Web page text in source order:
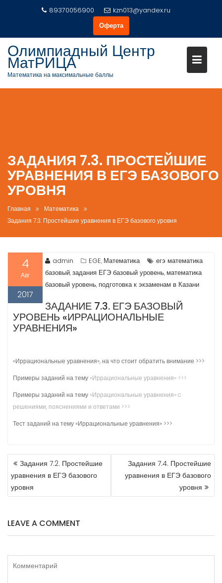
89370056900
kzn013@yandex.ru
Оферта
Олимпиадный Центр
МатРИЦА
Математика на максимальные баллы
ЗАДАНИЯ 7.3. ПРОСТЕЙШИЕ
УРАВНЕНИЯ В ЕГЭ БАЗОВОГО
УРОВНЯ
Главная
Математика
Задания 7.3. Простейшие уравнения в ЕГЭ базового уровня
4
Авг
2017
admin EGE, Математика
егэ математика
базовый,задания ЕГЭ базовый уровень, математика
базовый уровень, подготовка к экзаменам в Казани
ЗАДАНИЕ 7.3. ЕГЭ БАЗОВЫЙ
УРОВЕНЬ «ИРРАЦИОНАЛЬНЫЕ
УРАВНЕНИЯ»
«Иррациональные уравнения», на что стоит обратить внимание >>>
Примеры заданий на тему «Иррациональные уравнения» >>>
Примеры заданий на тему «Иррациональные уравнения» c
решениями, пояснениями и ответами >>>
Тест заданий на тему «Иррациональные уравнения» >>>
НАВИГАЦИЯ
ПО
ЗАПИСЯМ
Задания 7.2. Простейшие
уравнения в ЕГЭ базового
уровня
Задания 7.4. Простейшие
уравнения в ЕГЭ базового
уровня
LEAVE A COMMENT